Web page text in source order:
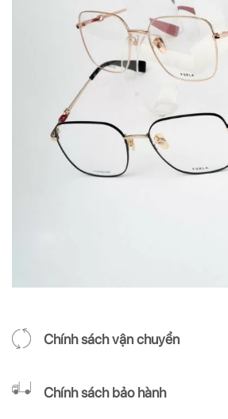
Chính sách vận chuyển
Chính sách bảo hành